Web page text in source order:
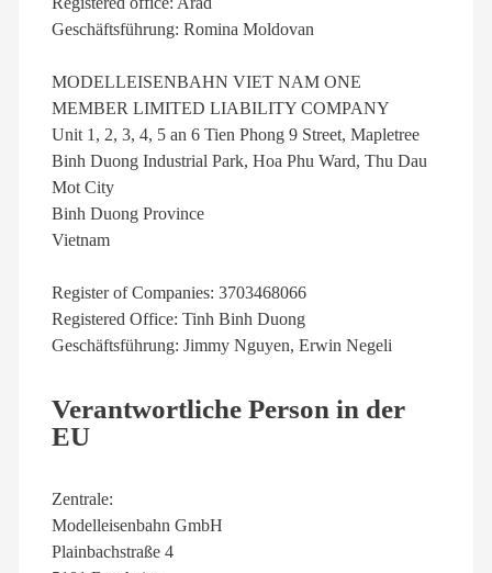
Geschäftsführung: Romina Moldovan
MODELLEISENBAHN VIET NAM ONE
MEMBER LIMITED LIABILITY COMPANY
Unit 1, 2, 3, 4, 5 an 6 Tien Phong 9 Street, Mapletree
Binh Duong Industrial Park, Hoa Phu Ward, Thu Dau
Mot City
Binh Duong Province
Vietnam
Register of Companies: 3703468066
Registered Office: Tinh Binh Duong
Geschäftsführung: Jimmy Nguyen, Erwin Negeli
Verantwortliche Person in der
EU
Zentrale:
Modelleisenbahn GmbH
Plainbachstraße 4